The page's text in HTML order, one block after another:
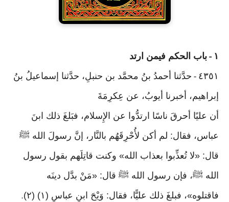
١ - باب الحكم فيمن ارتد
٤٣٥١ - حدَّثنا أحمدُ بنُ محمَّد بن حنبلِ، حدَّثنا إسماعيلُ بنُ
إبراهيم، أخبرنا أيوبُ، عن عِكرِمَةَ
أن عليًا أحرقَ ناسًا ارتدُّوا عن الإِسلام، فبَلغَ ذلك ابنَ
عباس، فقال: لم أكن لأُحْرِقَهُم بالنَّار، إنَّ رسولَ الله ﷺ
قال: «لا تُعذِّبوا بعذاب الله» وكنت قاتِلَهم بقول رسول
الله ﷺ، فإن رسول الله ﷺ قال: «مَنْ بدَّل دينَه
فاقتلوه»، فبلغَ ذلك عليًّا، فقال: وَيْحَ ابنِ عباسِ (١) (٢)
.